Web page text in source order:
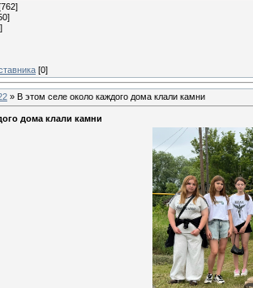
[0]
» В этом селе около каждого дома клали камни
дома клали камни